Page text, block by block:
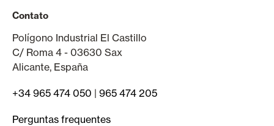
Contato
Polígono Industrial El Castillo
C/ Roma 4 - 03630 Sax
Alicante, España
+34 965 474 050 | 965 474 205
Perguntas frequentes